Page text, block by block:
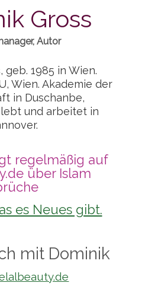
Gross
Autor
geb. 1985 in Wien.
Wien. Akademie der
in Duschanbe,
und arbeitet in
regelmäßig auf
über Islam
es Neues gibt.
mit Dominik